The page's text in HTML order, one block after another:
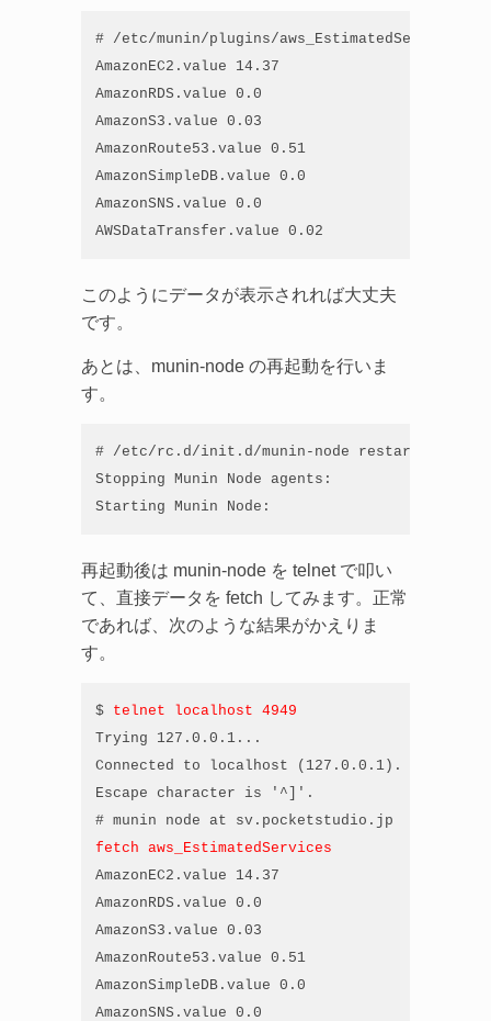
# /etc/munin/plugins/aws_EstimatedServices
AmazonEC2.value 14.37
AmazonRDS.value 0.0
AmazonS3.value 0.03
AmazonRoute53.value 0.51
AmazonSimpleDB.value 0.0
AmazonSNS.value 0.0
AWSDataTransfer.value 0.02
このようにデータが表示されれば大丈夫
です。
あとは、munin-node の再起動を行いま
す。
# /etc/rc.d/init.d/munin-node restart
Stopping Munin Node agents:
Starting Munin Node:
再起動後は munin-node を telnet で叩い
て、直接データを fetch してみます。正常
であれば、次のような結果がかえりま
す。
$ telnet localhost 4949
Trying 127.0.0.1...
Connected to localhost (127.0.0.1).
Escape character is '^]'.
fetch aws_EstimatedServices
AmazonEC2.value 14.37
AmazonRDS.value 0.0
AmazonS3.value 0.03
AmazonRoute53.value 0.51
AmazonSimpleDB.value 0.0
AmazonSNS.value 0.0